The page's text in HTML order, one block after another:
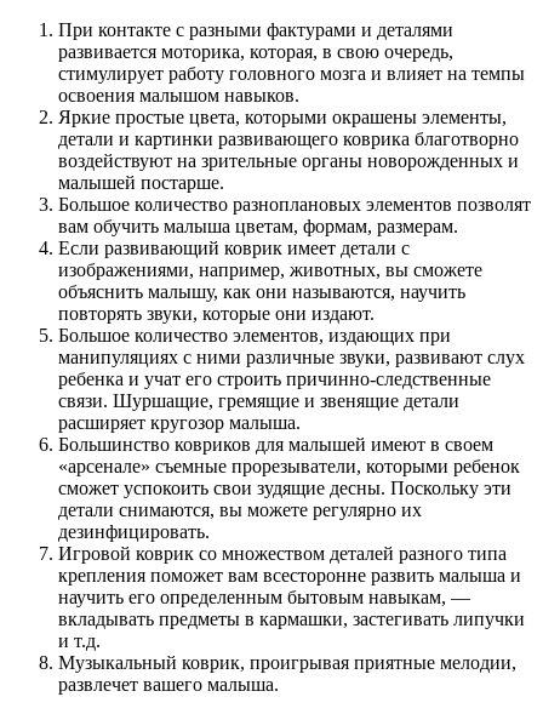
При контакте с разными фактурами и деталями
развивается моторика, которая, в свою очередь,
стимулирует работу головного мозга и влияет на темпы
освоения малышом навыков.
Яркие простые цвета, которыми окрашены элементы,
детали и картинки развивающего коврика благотворно
воздействуют на зрительные органы новорожденных и
малышей постарше.
Большое количество разноплановых элементов позволят
вам обучить малыша цветам, формам, размерам.
Если развивающий коврик имеет детали с
изображениями, например, животных, вы сможете
объяснить малышу, как они называются, научить
повторять звуки, которые они издают.
Большое количество элементов, издающих при
манипуляциях с ними различные звуки, развивают слух
ребенка и учат его строить причинно-следственные
связи. Шуршащие, гремящие и звенящие детали
расширяет кругозор малыша.
Большинство ковриков для малышей имеют в своем
«арсенале» съемные прорезыватели, которыми ребенок
сможет успокоить свои зудящие десны. Поскольку эти
детали снимаются, вы можете регулярно их
дезинфицировать.
Игровой коврик со множеством деталей разного типа
крепления поможет вам всесторонне развить малыша и
научить его определенным бытовым навыкам, —
вкладывать предметы в кармашки, застегивать липучки
и т.д.
Музыкальный коврик, проигрывая приятные мелодии,
развлечет вашего малыша.